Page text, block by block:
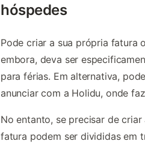
hóspedes
Pode criar a sua própria fatura
embora, deva ser
para férias. Em alternativa,
anunciar com a Holidu, onde
No entanto, se precisar de
fatura podem ser divididas em